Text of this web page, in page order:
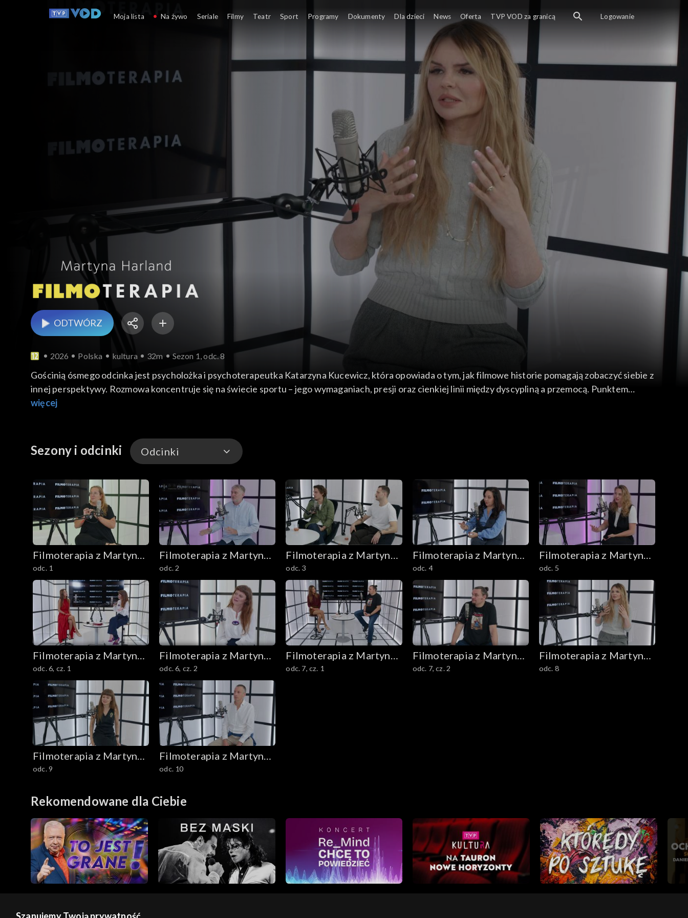
ODTWÓRZ
2026 Polska kultura 32m Sezon 1, odc. 8
Gościnią ósmego odcinka jest psycholożka i psychoterapeutka Katarzyna Kucewicz, która opowiada o tym, jak filmowe historie pomagają zobaczyć siebie z
innej perspektywy. Rozmowa koncentruje się na świecie sportu – jego wymaganiach, presji oraz cienkiej linii między dyscypliną a przemocą. Punktem
odniesienia jest film „Over the Limit”, ukazujący cenę sukcesu i psychiczny koszt dążenia do perfekcji.
więcej
Sezony i odcinki Odcinki
Odcinki
Filmoterapia z Martyną
Harland
odc. 1
Filmoterapia z Martyną
Harland
odc. 2
Filmoterapia z Martyną
Harland
odc. 3
Filmoterapia z Martyną
Harland
odc. 4
Filmoterapia z Martyną
Harland
odc. 5
Filmoterapia z Martyną
Harland
odc. 6, cz. 1
Filmoterapia z Martyną
Harland
odc. 6, cz. 2
Filmoterapia z Martyną
Harland
odc. 7, cz. 1
Filmoterapia z Martyną
Harland
odc. 7, cz. 2
Filmoterapia z Martyną
Harland
odc. 8
Filmoterapia z Martyną
Harland
odc. 9
Filmoterapia z Martyną
Harland
odc. 10
Rekomendowane dla Ciebie
Moja lista Na żywo Seriale Filmy Teatr Sport Programy Dokumenty Dla dzieci News Oferta TVP VOD za granicą Logowanie